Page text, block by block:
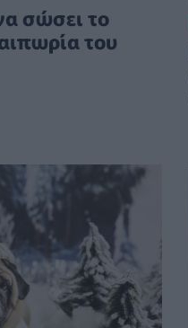
σώσει το
του